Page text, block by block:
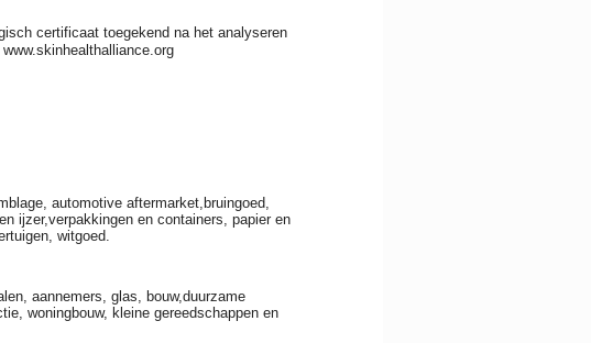
certificaat toegekend na het analyseren
automotive aftermarket,bruingoed,
ijzer,verpakkingen en containers, papier en
witgoed.
aannemers, glas, bouw,duurzame
woningbouw, kleine gereedschappen en